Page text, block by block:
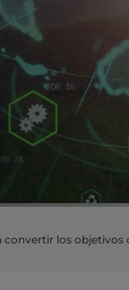
convertir los objetivos